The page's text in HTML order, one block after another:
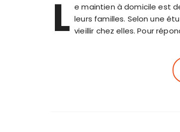
L e maintien à domicile est
leurs familles. Selon une
vieillir chez elles. Pour